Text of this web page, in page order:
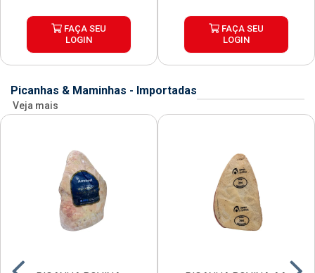
FAÇA SEU
LOGIN
FAÇA SEU
LOGIN
Picanhas & Maminhas - Importadas
Veja mais